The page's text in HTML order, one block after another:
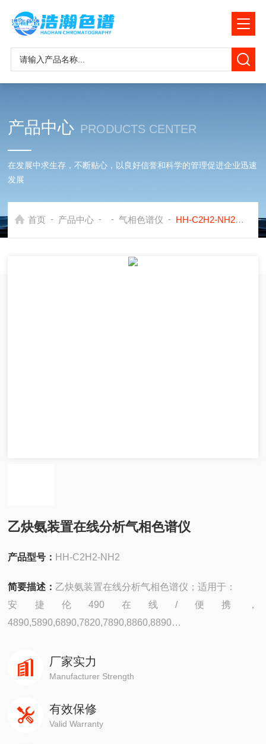
产品中心 PRODUCTS CENTER
在发展中求生存，不断贴心，以良好信誉和科学的管理促进企业迅速
发展
首页 - 产品中心 - - 气相色谱仪 - HH-C2H2-NH2乙炔氨装置在线分析气相色谱仪
乙炔氨装置在线分析气相色谱仪
产品型号： HH-C2H2-NH2
简要描述： 乙炔氨装置在线分析气相色谱仪；适用于：
安捷伦490在线/便携，
4890,5890,6890,7820,7890,8860,8890
赛默飞1310,1300,1610,1600
瓦里安3800系列
磐诺A90，福立GC9790，华爱，天瑞，天美，GC7900，川
仪，北分瑞利，东西电子，鲁南
厂家实力
Manufacturer Strength
有效保修
Valid Warranty